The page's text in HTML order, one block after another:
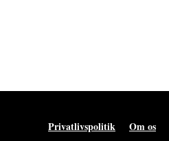
Privatlivspolitik Om os